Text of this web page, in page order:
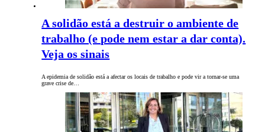
A solidão está a destruir o ambiente de
trabalho (e pode nem estar a dar conta).
Veja os sinais
A epidemia de solidão está a afectar os locais de trabalho e pode vir a tornar-se uma
grave crise de…